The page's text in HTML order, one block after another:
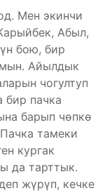
Мен экинчи
Абыл,
бою, бир
Айылдык
чогултуп
бир пачка
барып чөпкө
тамеки
кургак
да тарттык.
жүрүп, кечке